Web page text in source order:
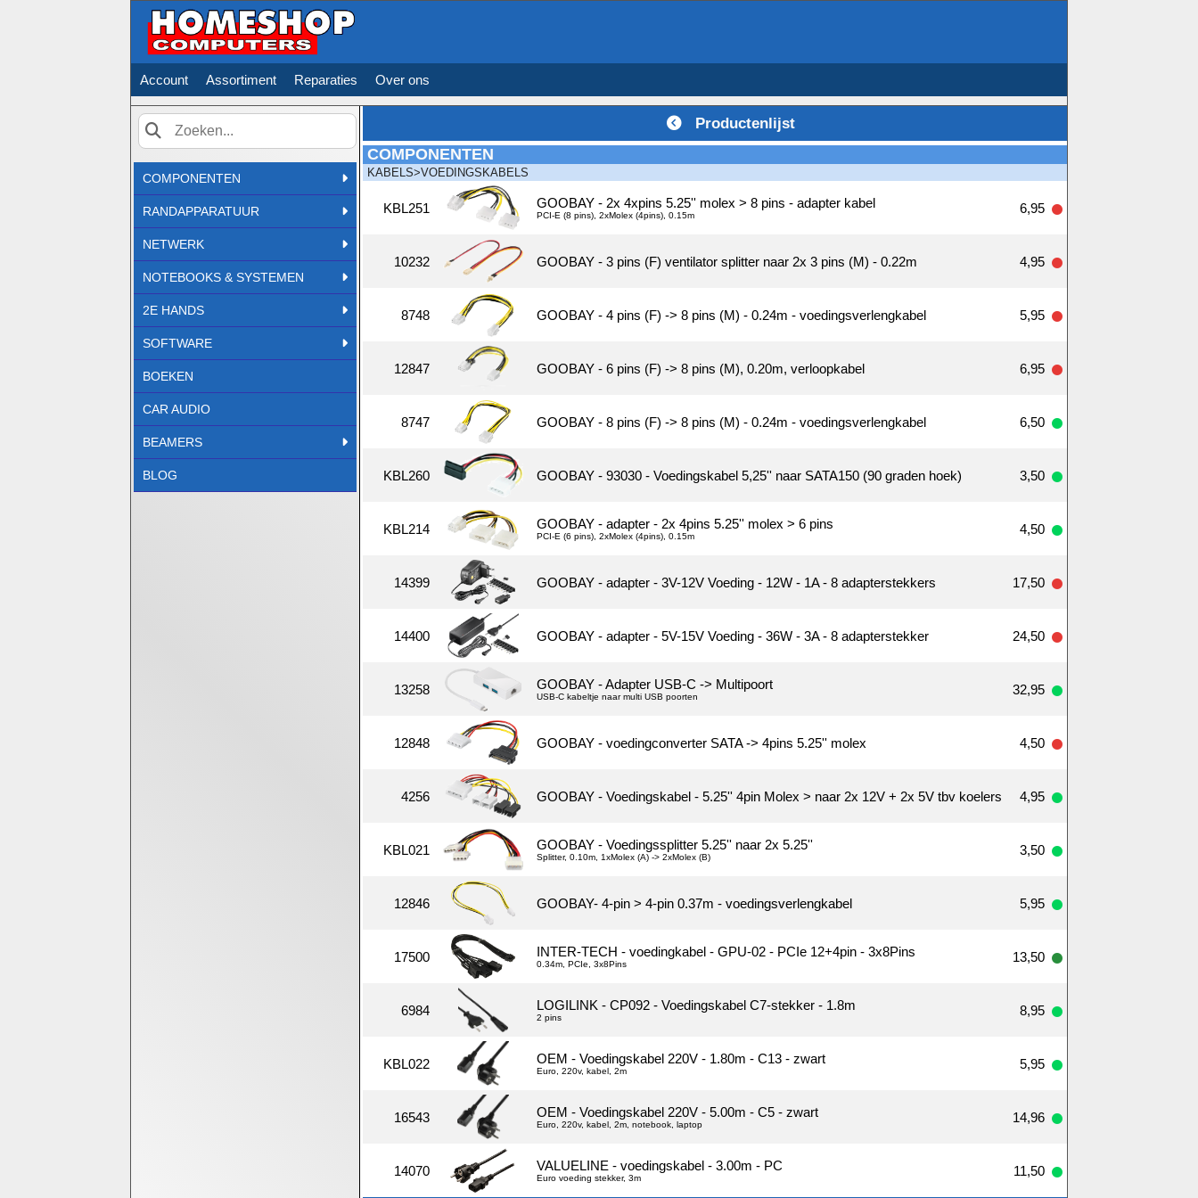
Account Assortiment Reparaties Over ons
Zoek
COMPONENTEN
RANDAPPARATUUR
NETWERK
NOTEBOOKS & SYSTEMEN
2E HANDS
SOFTWARE
BOEKEN
CAR AUDIO
BEAMERS
BLOG
Productenlijst
COMPONENTEN
KABELS>VOEDINGSKABELS
KBL251 GOOBAY - 2x 4xpins 5.25'' molex > 8 pins - adapter kabel
PCI-E (8 pins), 2xMolex (4pins), 0.15m 6,95
10232 GOOBAY - 3 pins (F) ventilator splitter naar 2x 3 pins (M) - 0.22m 4,95
8748 GOOBAY - 4 pins (F) -> 8 pins (M) - 0.24m - voedingsverlengkabel 5,95
12847 GOOBAY - 6 pins (F) -> 8 pins (M), 0.20m, verloopkabel 6,95
8747 GOOBAY - 8 pins (F) -> 8 pins (M) - 0.24m - voedingsverlengkabel 6,50
KBL260 GOOBAY - 93030 - Voedingskabel 5,25'' naar SATA150 (90 graden hoek) 3,50
KBL214 GOOBAY - adapter - 2x 4pins 5.25'' molex > 6 pins
PCI-E (6 pins), 2xMolex (4pins), 0.15m 4,50
14399 GOOBAY - adapter - 3V-12V Voeding - 12W - 1A - 8 adapterstekkers 17,50
14400 GOOBAY - adapter - 5V-15V Voeding - 36W - 3A - 8 adapterstekker 24,50
13258 GOOBAY - Adapter USB-C -> Multipoort
USB-C kabeltje naar multi USB poorten 32,95
12848 GOOBAY - voedingconverter SATA -> 4pins 5.25'' molex 4,50
4256 GOOBAY - Voedingskabel - 5.25'' 4pin Molex > naar 2x 12V + 2x 5V tbv koelers 4,95
KBL021 GOOBAY - Voedingssplitter 5.25'' naar 2x 5.25''
Splitter, 0.10m, 1xMolex (A) -> 2xMolex (B) 3,50
12846 GOOBAY- 4-pin > 4-pin 0.37m - voedingsverlengkabel 5,95
17500 INTER-TECH - voedingkabel - GPU-02 - PCIe 12+4pin - 3x8Pins
0.34m, PCIe, 3x8Pins 13,50
6984 LOGILINK - CP092 - Voedingskabel C7-stekker - 1.8m
2 pins 8,95
KBL022 OEM - Voedingskabel 220V - 1.80m - C13 - zwart
Euro, 220v, kabel, 2m 5,95
16543 OEM - Voedingskabel 220V - 5.00m - C5 - zwart
Euro, 220v, kabel, 2m, notebook, laptop 14,96
14070 VALUELINE - voedingskabel - 3.00m - PC
Euro voeding stekker, 3m 11,50